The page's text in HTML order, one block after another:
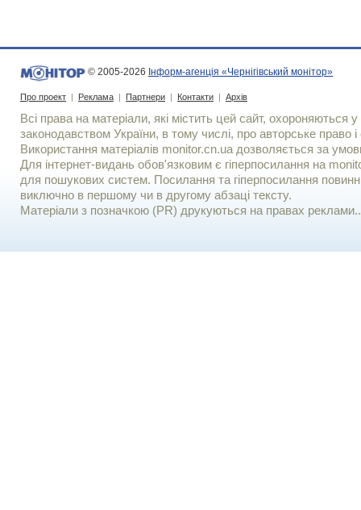
© 2005-2026 Інформ-агенція «Чернігівський монітор»
Про проект | Реклама | Партнери | Контакти | Архів
Всі права на матеріали, які містить цей сайт, охороняються у
законодавством України, в тому числі, про авторське право і
Використання матерiалiв monitor.cn.ua дозволяється за
Для iнтернет-видань обов'язковим є гiперпосилання на
для пошукових систем. Посилання та гіперпосилання
виключно в першому чи в другому абзаці тексту.
Матеріали з позначкою (PR) друкуються на правах реклами..